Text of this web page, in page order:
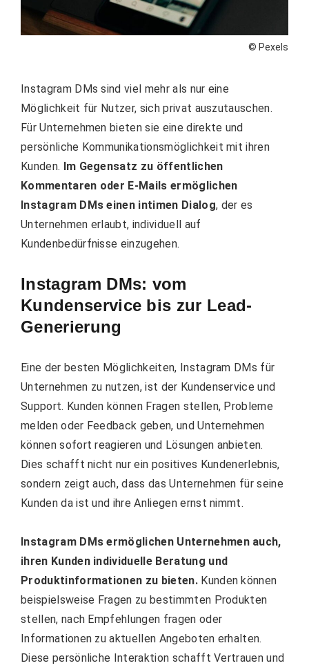
© Pexels
Instagram DMs sind viel mehr als nur eine
Möglichkeit für Nutzer, sich privat auszutauschen.
Für Unternehmen bieten sie eine direkte und
persönliche Kommunikationsmöglichkeit mit ihren
Kunden. Im Gegensatz zu öffentlichen
Kommentaren oder E-Mails ermöglichen
Instagram DMs einen intimen Dialog, der es
Unternehmen erlaubt, individuell auf
Kundenbedürfnisse einzugehen.
Instagram DMs: vom
Kundenservice bis zur Lead-
Generierung
Eine der besten Möglichkeiten, Instagram DMs für
Unternehmen zu nutzen, ist der Kundenservice und
Support. Kunden können Fragen stellen, Probleme
melden oder Feedback geben, und Unternehmen
können sofort reagieren und Lösungen anbieten.
Dies schafft nicht nur ein positives Kundenerlebnis,
sondern zeigt auch, dass das Unternehmen für seine
Kunden da ist und ihre Anliegen ernst nimmt.
Instagram DMs ermöglichen Unternehmen auch,
ihren Kunden individuelle Beratung und
Produktinformationen zu bieten.Kunden können
beispielsweise Fragen zu bestimmten Produkten
stellen, nach Empfehlungen fragen oder
Informationen zu aktuellen Angeboten erhalten.
Diese persönliche Interaktion schafft Vertrauen und